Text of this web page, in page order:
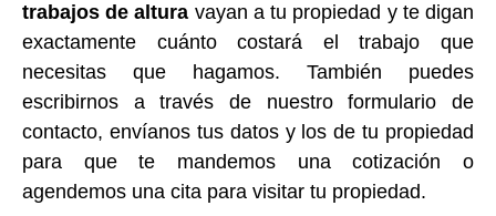
trabajos de altura vayan a tu propiedad y te digan
exactamente cuánto costará el trabajo que
necesitas que hagamos. También puedes
escribirnos a través de nuestro formulario de
contacto, envíanos tus datos y los de tu propiedad
para que te mandemos una cotización o
agendemos una cita para visitar tu propiedad.